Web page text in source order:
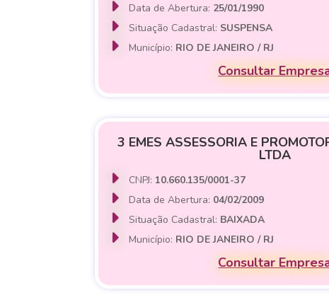
Data de Abertura: 25/01/1990
Situação Cadastral: SUSPENSA
Município: RIO DE JANEIRO / RJ
Consultar
3 EMES ASSESSORIA E
LTDA
CNPJ: 10.660.135/0001-37
Data de Abertura: 04/02/2009
Situação Cadastral: BAIXADA
Município: RIO DE JANEIRO / RJ
Consultar